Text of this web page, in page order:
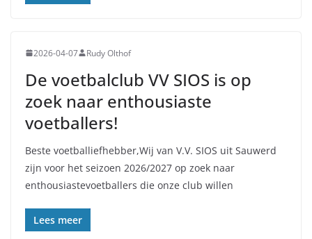
2026-04-07 Rudy Olthof
De voetbalclub VV SIOS is op
zoek naar enthousiaste
voetballers!
Beste voetballiefhebber,Wij van V.V. SIOS uit Sauwerd
zijn voor het seizoen 2026/2027 op zoek naar
enthousiastevoetballers die onze club willen
Lees meer